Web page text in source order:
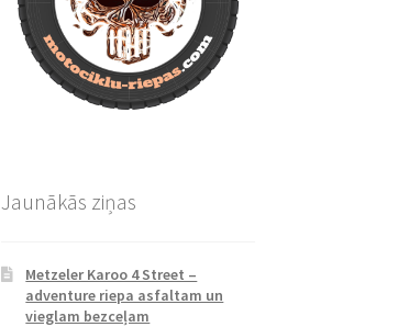
Jaunākās ziņas
Metzeler Karoo 4 Street –
adventure riepa asfaltam un
vieglam bezceļam